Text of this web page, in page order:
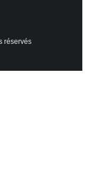
réservés